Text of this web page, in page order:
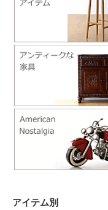
アイテム別